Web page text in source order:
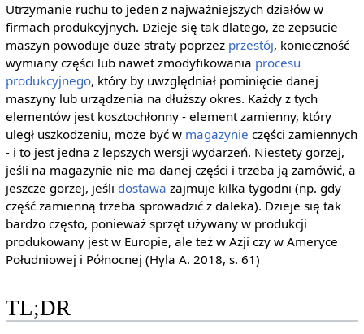
Utrzymanie ruchu to jeden z najważniejszych działów w
firmach produkcyjnych. Dzieje się tak dlatego, że zepsucie
maszyn powoduje duże straty poprzez przestój, konieczność
wymiany części lub nawet zmodyfikowania procesu
produkcyjnego, który by uwzględniał pominięcie danej
maszyny lub urządzenia na dłuższy okres. Każdy z tych
elementów jest kosztochłonny - element zamienny, który
uległ uszkodzeniu, może być w magazynie części zamiennych
- i to jest jedna z lepszych wersji wydarzeń. Niestety gorzej,
jeśli na magazynie nie ma danej części i trzeba ją zamówić, a
jeszcze gorzej, jeśli dostawa zajmuje kilka tygodni (np. gdy
część zamienną trzeba sprowadzić z daleka). Dzieje się tak
bardzo często, ponieważ sprzęt używany w produkcji
produkowany jest w Europie, ale też w Azji czy w Ameryce
Południowej i Północnej (Hyla A. 2018, s. 61)
TL;DR